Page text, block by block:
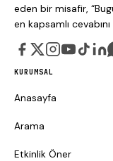
eden bir misafir,
en kapsamlı
KURUMSAL
Anasayfa
Arama
Etkinlik Öner